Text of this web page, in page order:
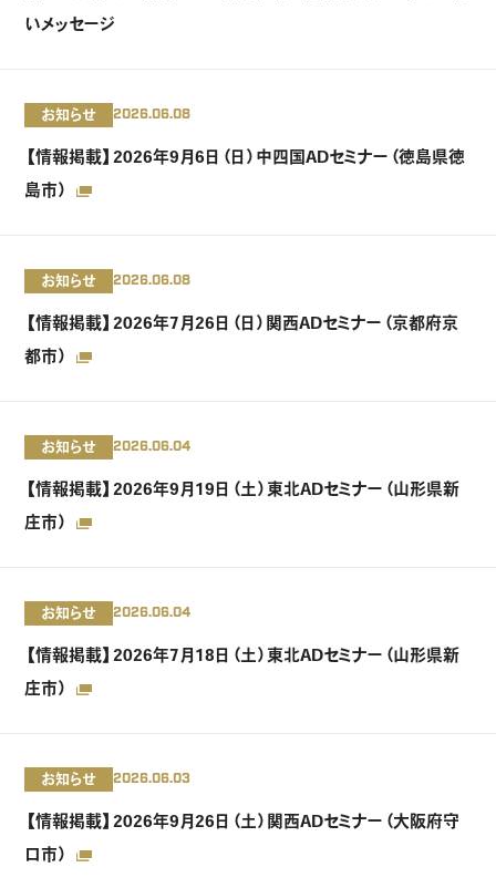
いメッセージ
お知らせ 2026.06.08
【情報掲載】2026年9月6日（日）中四国ADセミナー（徳島県徳
島市）
お知らせ 2026.06.08
【情報掲載】2026年7月26日（日）関西ADセミナー（京都府京
都市）
お知らせ 2026.06.04
【情報掲載】2026年9月19日（土）東北ADセミナー（山形県新
庄市）
お知らせ 2026.06.04
【情報掲載】2026年7月18日（土）東北ADセミナー（山形県新
庄市）
お知らせ 2026.06.03
【情報掲載】2026年9月26日（土）関西ADセミナー（大阪府守
口市）